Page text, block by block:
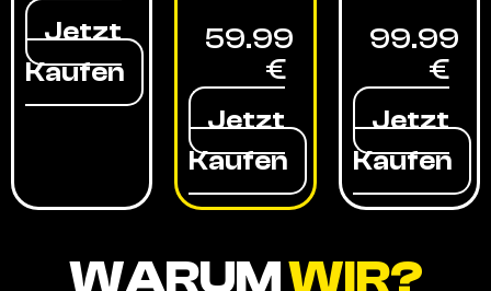
Jetzt
Kaufen
59.99
€
Jetzt
Kaufen
99.99
€
Jetzt
Kaufen
WARUMWIR?